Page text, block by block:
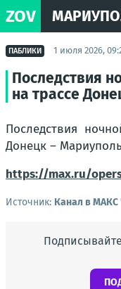
ZOV
ПАБЛИКИ 1 июля 2026,
Последствия
на трассе
Последствия
Донецк –
https://max.ru/
Источник: Канал в